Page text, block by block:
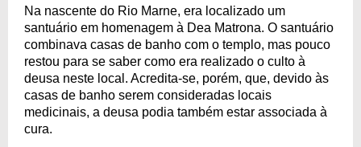
Na nascente do Rio Marne, era localizado um
santuário em homenagem à Dea Matrona. O santuário
combinava casas de banho com o templo, mas pouco
restou para se saber como era realizado o culto à
deusa neste local. Acredita-se, porém, que, devido às
casas de banho serem consideradas locais
medicinais, a deusa podia também estar associada à
cura.